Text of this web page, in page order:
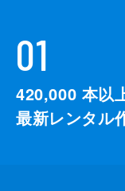
01
420,000 本以
最新レンタル